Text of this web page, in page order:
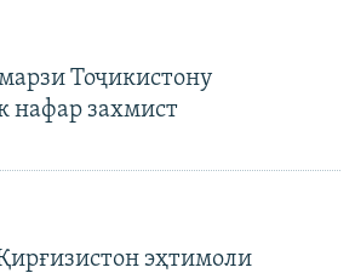
Тоҷикистону
нафар захмист
эҳтимоли